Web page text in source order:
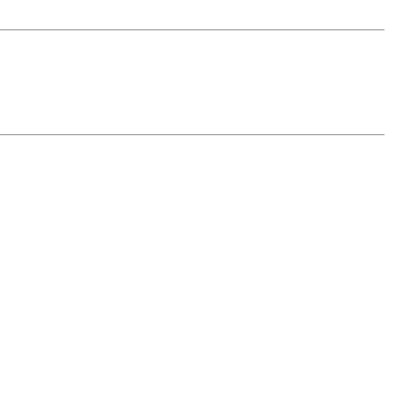
Vipps, Klarna och Google Pay.
debiteras kortet/fakturan.